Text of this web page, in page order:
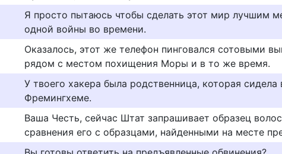
Я просто пытаюсь чтобы сделать этот мир лучшим
одной войны во времени.
Оказалось, этот же телефон пинговался сотовыми
рядом с местом похищения Моры и в то же время.
У твоего хакера была родственница, которая сидела
Фремингхеме.
Ваша Честь, сейчас Штат запрашивает образец
сравнения его с образцами, найденными на месте